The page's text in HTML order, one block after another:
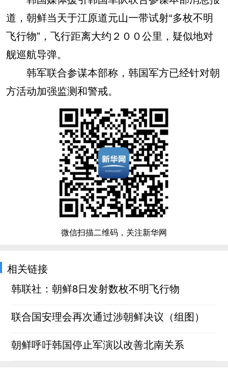
道，朝鲜当天于江原道元山一带试射“多枚不明
飞行物”，飞行距离大约２００公里，疑似地对
舰巡航导弹。
韩军联合参谋本部称，韩国军方已经针对朝
方活动加强监测和警戒。
微信扫描二维码，关注新华网
相关链接
韩联社：朝鲜8日发射数枚不明飞行物
联合国安理会再次通过涉朝鲜决议（组图）
朝鲜呼吁韩国停止军演以改善北南关系